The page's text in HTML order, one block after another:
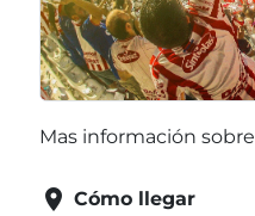
Mas información sobre
 Cómo llegar